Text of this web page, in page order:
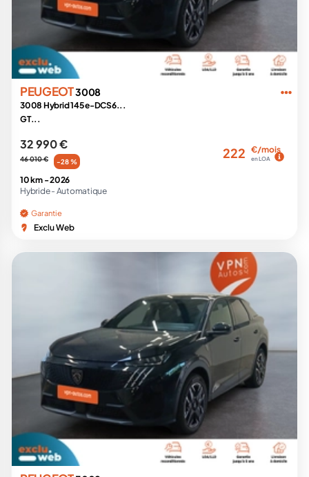
PEUGEOT3008
3008 Hybrid 145 e-DCS6...
GT...
32 990 €
46 010 € -28 %
222 €/mois
en LOA
10 km -2026
Hybride - Automatique
Garantie
Exclu Web